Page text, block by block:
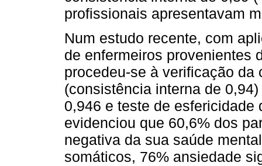
profissionais apresentavam
Num estudo recente, com
de enfermeiros provenientes
procedeu-se à verificação
(consistência interna de
0,946 e teste de
evidenciou que 60,6% dos
negativa da sua saúde
somáticos, 76% ansiedade